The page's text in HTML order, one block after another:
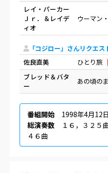
レイ・パーカー
Ｊｒ．＆レイデ
ィオ
ウーマン
「コジロー」さんリクエス
佐良直美
ひとり旅
ブレッド＆バタ
ー
あの頃の
番組開始 1998年4月12
総演奏数 １６，３２５
４６曲